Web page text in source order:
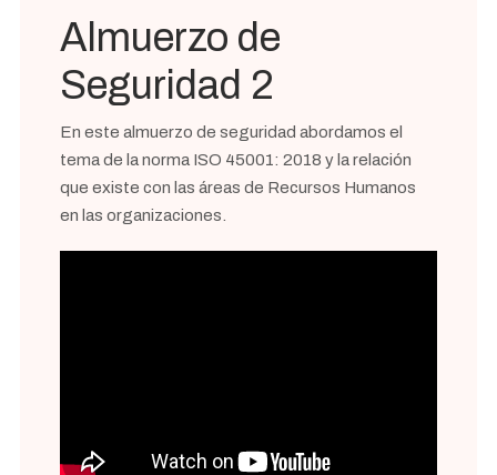
Almuerzo de
Seguridad 2
En este almuerzo de seguridad abordamos el
tema de la norma ISO 45001: 2018 y la relación
que existe con las áreas de Recursos Humanos
en las organizaciones.